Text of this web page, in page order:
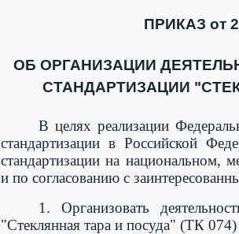
ПРИКАЗ от
ОБ ОРГАНИЗАЦИИ
СТАНДАРТИЗАЦИИ
В целях реализации
стандартизации в Российской
стандартизации на национальном,
и по согласованию с
1. Организовать
"Стеклянная тара и посуда" (ТК 074)